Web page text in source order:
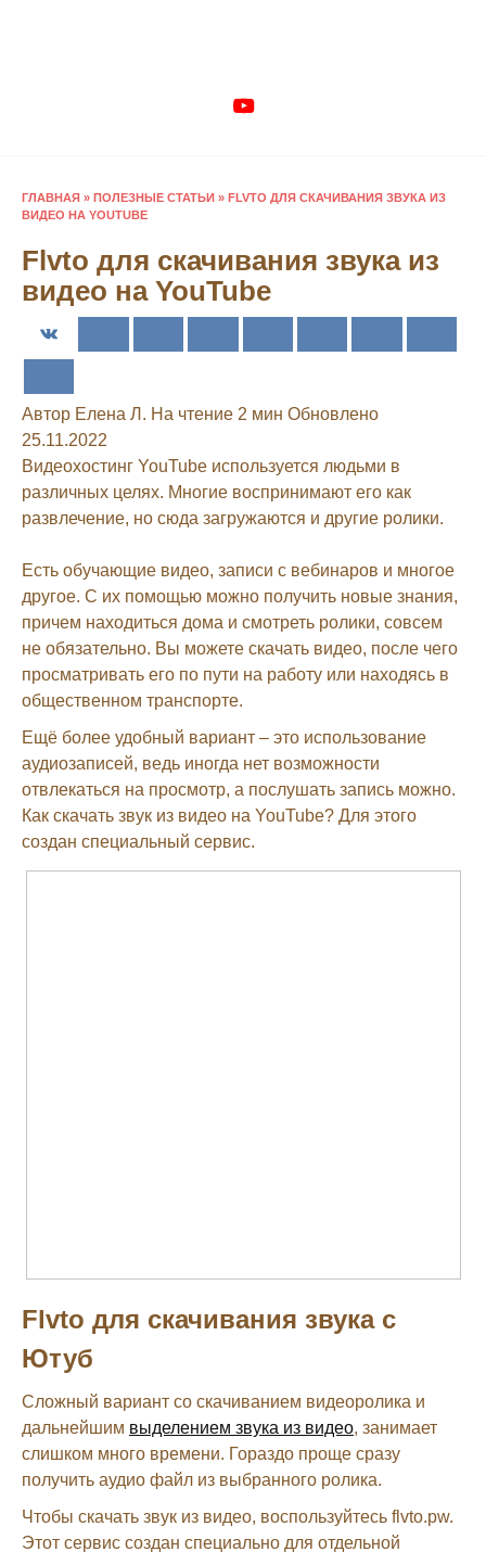
ГЛАВНАЯ » ПОЛЕЗНЫЕ СТАТЬИ » FLVTO ДЛЯ СКАЧИВАНИЯ ЗВУКА ИЗ
ВИДЕО НА YOUTUBE
Flvto для скачивания звука из
видео на YouTube
Автор Елена Л. На чтение 2 мин Обновлено
25.11.2022
Видеохостинг YouTube используется людьми в
различных целях. Многие воспринимают его как
развлечение, но сюда загружаются и другие ролики.
Есть обучающие видео, записи с вебинаров и многое
другое. С их помощью можно получить новые знания,
причем находиться дома и смотреть ролики, совсем
не обязательно. Вы можете скачать видео, после чего
просматривать его по пути на работу или находясь в
общественном транспорте.
Ещё более удобный вариант – это использование
аудиозаписей, ведь иногда нет возможности
отвлекаться на просмотр, а послушать запись можно.
Как скачать звук из видео на YouTube? Для этого
создан специальный сервис.
Flvto для скачивания звука с
Ютуб
Сложный вариант со скачиванием видеоролика и
дальнейшим выделением звука из видео, занимает
слишком много времени. Гораздо проще сразу
получить аудио файл из выбранного ролика.
Чтобы скачать звук из видео, воспользуйтесь flvto.pw.
Этот сервис создан специально для отдельной